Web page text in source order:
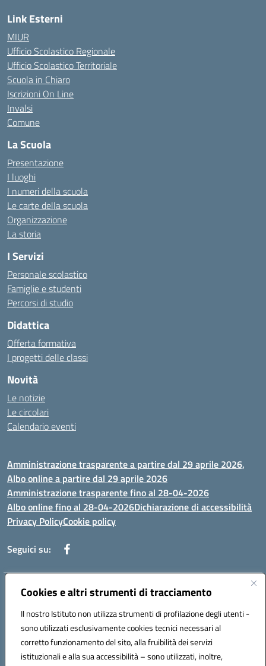
Cookies e altri strumenti di tracciamento
Il nostro Istituto non utilizza strumenti di profilazione degli utenti -
sono utilizzati esclusivamente cookies tecnici necessari al
corretto funzionamento del sito, alla fruibilità dei servizi
istituzionali e alla sua accessibilità – sono utilizzati, inoltre,
Link Esterni
MIUR
Ufficio Scolastico Regionale
Ufficio Scolastico Territoriale
Scuola in Chiaro
Iscrizioni On Line
Invalsi
Comune
La Scuola
Presentazione
I luoghi
I numeri della scuola
Le carte della scuola
Organizzazione
La storia
I Servizi
Personale scolastico
Famiglie e studenti
Percorsi di studio
Didattica
Offerta formativa
I progetti delle classi
Novità
Le notizie
Le circolari
Calendario eventi
Amministrazione trasparente a partire dal 29 aprile 2026,
Albo online a partire dal 29 aprile 2026
Amministrazione trasparente fino al 28-04-2026
Albo online fino al 28-04-2026Dichiarazione di accessibilità
Privacy PolicyCookie policy
Seguici su:
Indirizzo:Via Selicato, 1 71122 FOGGIA (FG)
Posta elettronica certificata (PEC):fgee01200c@pec.istruzione.it
Codice fiscale: 80005820719
Codice meccanografico: FGEE01200C